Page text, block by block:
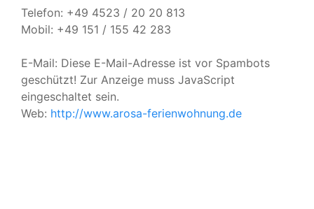
IMPRESSIONEN
Telefon: +49 4523 / 20 20 813
Mobil: +49 151 / 155 42 283
E-Mail: Diese E-Mail-Adresse ist vor Spambots
geschützt! Zur Anzeige muss JavaScript
eingeschaltet sein.
Web: http://www.arosa-ferienwohnung.de